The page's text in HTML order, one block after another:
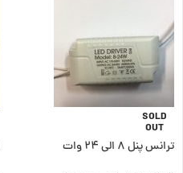
SOLD
OUT
ترانس پنل 8 الی 24 وات